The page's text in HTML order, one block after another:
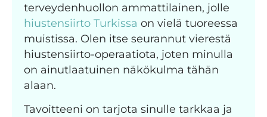
terveydenhuollon ammattilainen, jolle
hiustensiirto Turkissa on vielä tuoreessa
muistissa. Olen itse seurannut vierestä
hiustensiirto-operaatiota, joten minulla
on ainutlaatuinen näkökulma tähän
alaan.
Tavoitteeni on tarjota sinulle tarkkaa ja